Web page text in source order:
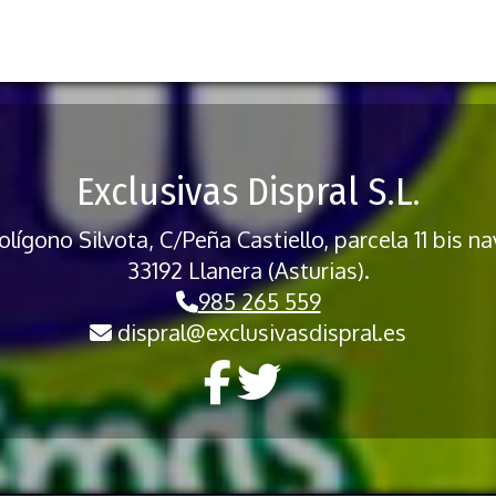
Exclusivas Dispral S.L.
Silvota, C/Peña Castiello, parcela 11 bis
33192 Llanera (Asturias).
985 265 559
dispral
exclusivasdispral.es